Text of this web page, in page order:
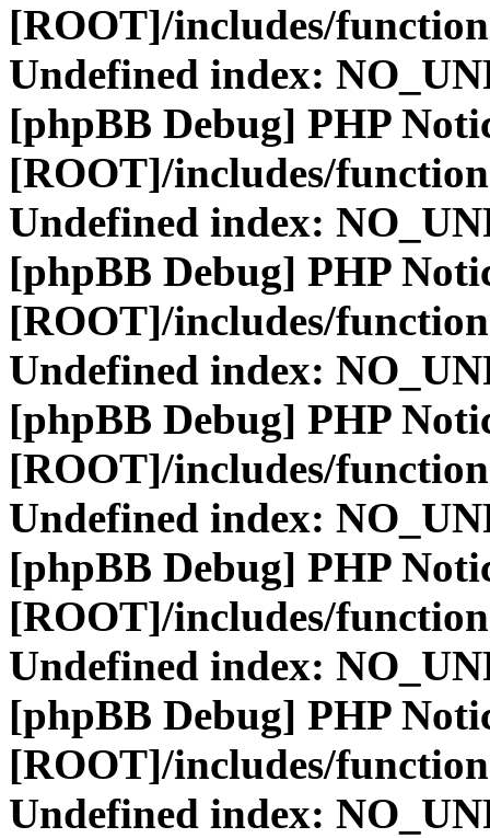
[ROOT]/includes/
Undefined index:
[phpBB Debug] PHP
[ROOT]/includes/
Undefined index:
[phpBB Debug] PHP
[ROOT]/includes/
Undefined index:
[phpBB Debug] PHP
[ROOT]/includes/
Undefined index:
[phpBB Debug] PHP
[ROOT]/includes/
Undefined index:
[phpBB Debug] PHP
[ROOT]/includes/
Undefined index: